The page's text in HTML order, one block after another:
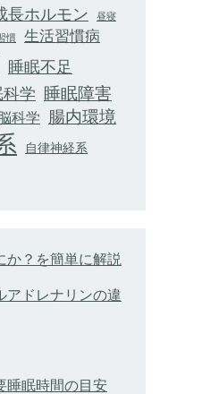
長ホルモン 昼寝
慣 生活習慣病
睡眠不足
学 睡眠障害
脳科学 腸内環境
自律神経系
か？を簡単に解説
アドレナリンの違
睡眠時間の目安